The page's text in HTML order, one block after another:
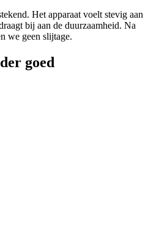
Het apparaat voelt stevig aan
bij aan de duurzaamheid. Na
we geen slijtage.
goed